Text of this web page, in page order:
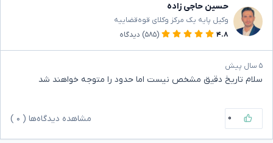
حسین حاجی زاده
وکیل پایه یک مرکز وکلای قوه‌قضاییه
۴.۸
(۵۸۵) دیدگاه
۵ سال پیش
سلام تاریخ دقیق مشخص نیست اما حدود را متوجه خواهند شد
۰ مشاهده دیدگاه‌ها ( ۰